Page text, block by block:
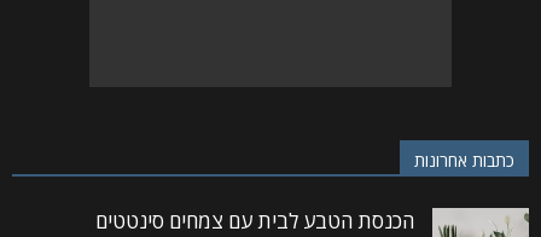
כתבות אחרונות
הכנסת הטבע לבית עם צמחים סינטטים